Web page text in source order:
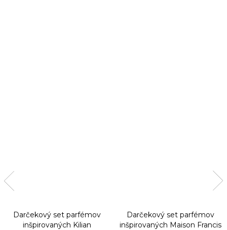
Darčekový set parfémov
inšpirovaných Kilian
Darčekový set parfémov
inšpirovaných Maison Francis